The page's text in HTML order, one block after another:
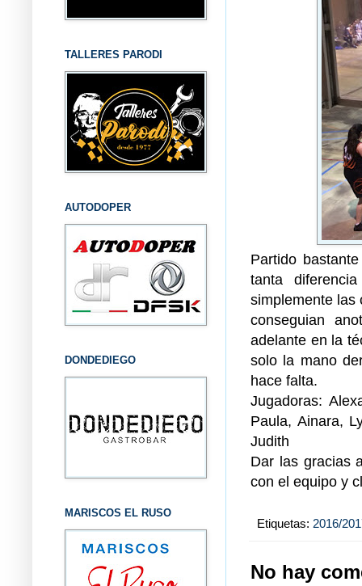
Partido
tanta
simplemente las
conseguian
adelante en la
solo la mano
hace falta.
Jugadoras:
Paula, Ainara,
Judith
Dar las gracias
con el equipo y
Etiquetas: 2016/
No hay
TALLERES PARODI
AUTODOPER
DONDEDIEGO
MARISCOS EL RUSO